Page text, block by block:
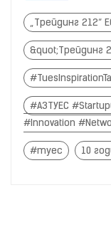
„Трейдинг 212“
&quot;Трейдинг
#АЗТУЕС
#Innovation
#туес 10